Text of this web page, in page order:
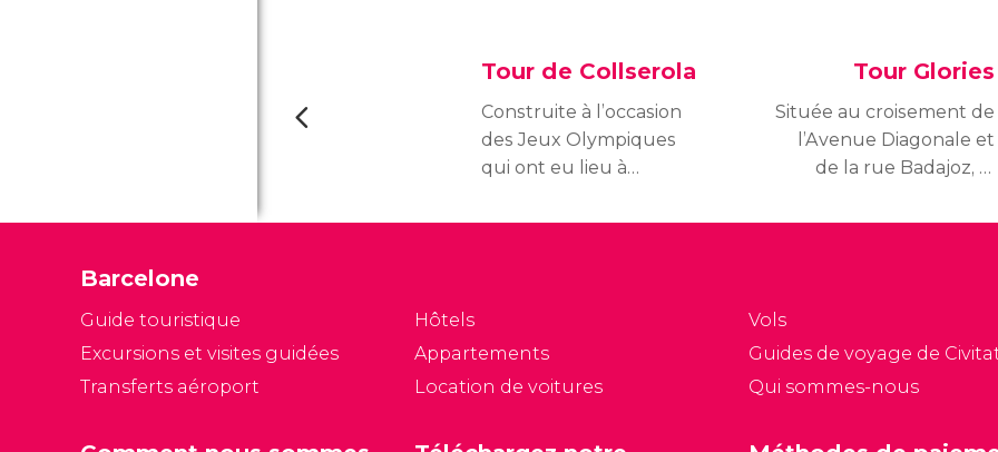
Tour de Collserola
Construite à l’occasion
des Jeux Olympiques
qui ont eu lieu à
Tour de Collserola est
belvédère le plus élevé
de la ville.
Tour Glories
Située au croisement de
l’Avenue Diagonale et
de la rue Badajoz, la
Tour Agbar) est l’un des
Barcelone
Guide touristique
Excursions et visites guidées
Transferts aéroport
Hôtels
Appartements
Location de voitures
Vols
Guides de voyage de
Qui sommes-nous